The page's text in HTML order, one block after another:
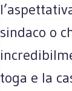
sindaco o
toga e la